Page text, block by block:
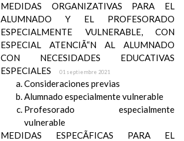
MEDIDAS ORGANIZATIVAS PARA EL
ALUMNADO Y EL PROFESORADO
ESPECIALMENTE VULNERABLE, CON
ESPECIAL ATENCIÃ“N AL ALUMNADO
CON NECESIDADES EDUCATIVAS
ESPECIALES
01 septiembre 2021
Consideraciones previas
Alumnado especialmente vulnerable
Profesorado especialmente
vulnerable
MEDIDAS ESPECÃFICAS PARA EL